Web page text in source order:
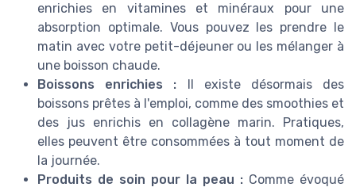
enrichies en vitamines et minéraux pour une
absorption optimale. Vous pouvez les prendre le
matin avec votre petit-déjeuner ou les mélanger à
une boisson chaude.
Boissons enrichies :
Il existe désormais des
boissons prêtes à l'emploi, comme des smoothies et
des jus enrichis en collagène marin. Pratiques,
elles peuvent être consommées à tout moment de
la journée.
Produits de soin pour la peau : Comme évoqué